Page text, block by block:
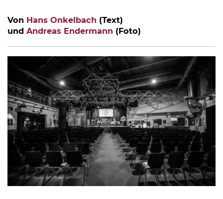
Von Hans Onkelbach (Text)
und Andreas Endermann (Foto)